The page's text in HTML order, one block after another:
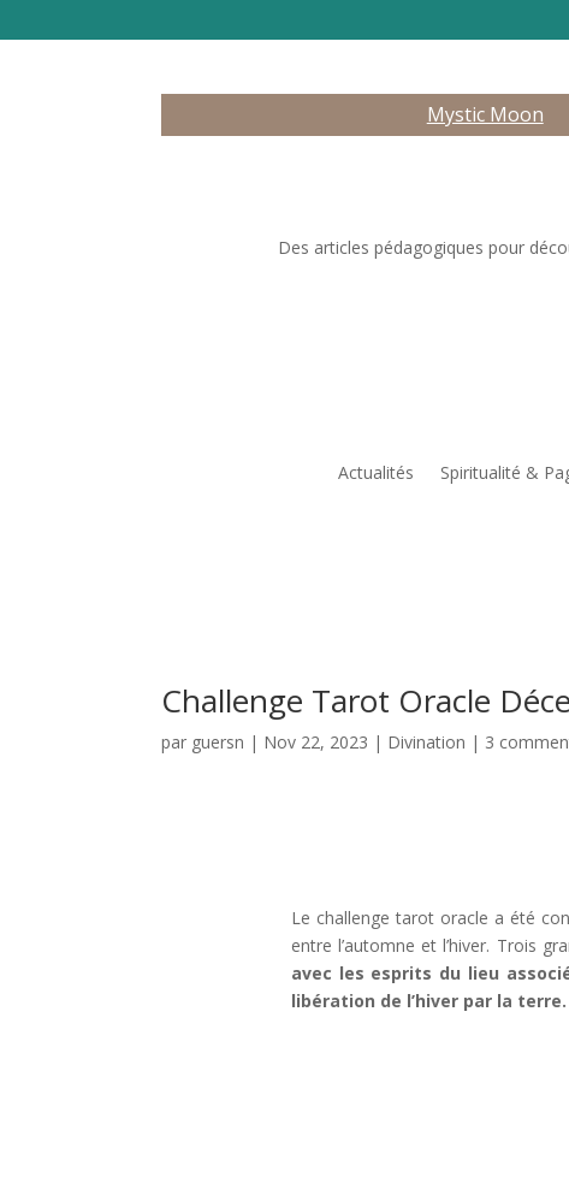
Mystic Moon
Des articles pédagogiques pour
Actualités Spiritualité &
Challenge Tarot Oracle
par guersn | Nov 22, 2023 | Divination | 3
Le challenge tarot oracle a été
entre l’automne et l’hiver. Trois
avec les esprits du lieu
libération de l’hiver par la terre.